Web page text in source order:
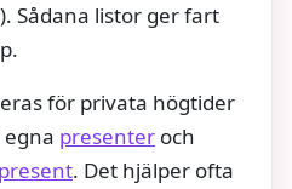
Sådana listor ger fart
för privata högtider
presenter och
. Det hjälper ofta